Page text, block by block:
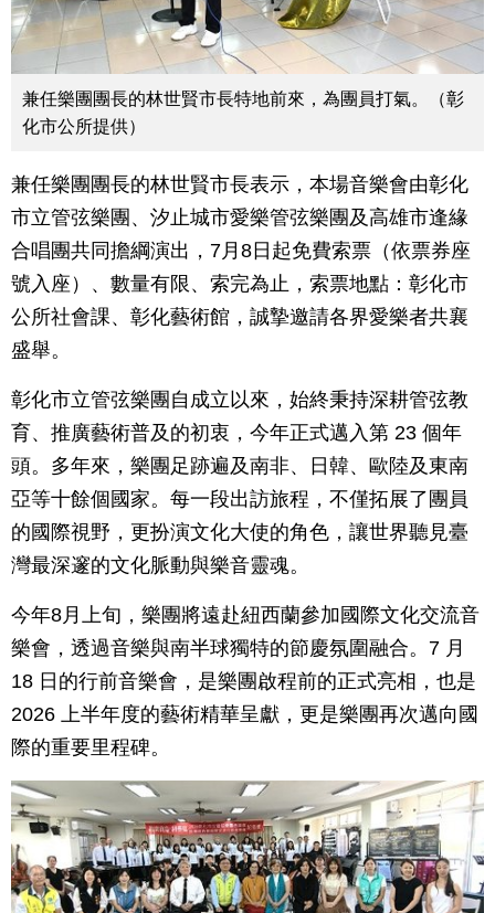
兼任樂團團長的林世賢市長特地前來，為團員打氣。（彰
化市公所提供）
兼任樂團團長的林世賢市長表示，本場音樂會由彰化
市立管弦樂團、汐止城市愛樂管弦樂團及高雄市逢緣
合唱團共同擔綱演出，7月8日起免費索票（依票券座
號入座）、數量有限、索完為止，索票地點：彰化市
公所社會課、彰化藝術館，誠摯邀請各界愛樂者共襄
盛舉。
彰化市立管弦樂團自成立以來，始終秉持深耕管弦教
育、推廣藝術普及的初衷，今年正式邁入第 23 個年
頭。多年來，樂團足跡遍及南非、日韓、歐陸及東南
亞等十餘個國家。每一段出訪旅程，不僅拓展了團員
的國際視野，更扮演文化大使的角色，讓世界聽見臺
灣最深邃的文化脈動與樂音靈魂。
今年8月上旬，樂團將遠赴紐西蘭參加國際文化交流音
樂會，透過音樂與南半球獨特的節慶氛圍融合。7 月
18 日的行前音樂會，是樂團啟程前的正式亮相，也是
2026 上半年度的藝術精華呈獻，更是樂團再次邁向國
際的重要里程碑。